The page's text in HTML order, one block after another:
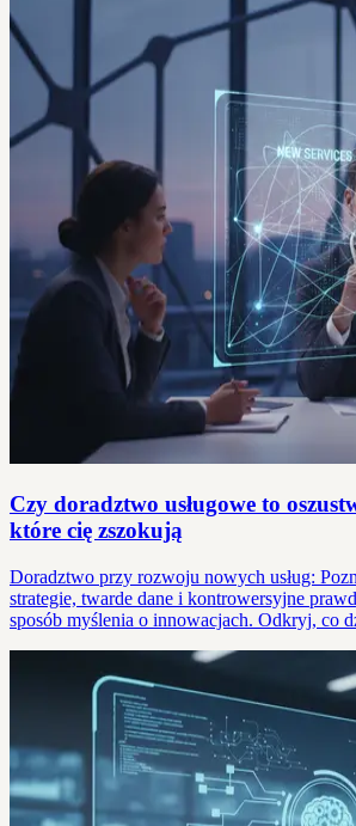
Czy doradztwo usługowe to
które cię zszokują
Doradztwo przy rozwoju nowych usług:
strategie, twarde dane i kontrowersyjne
sposób myślenia o innowacjach. Odkryj, co